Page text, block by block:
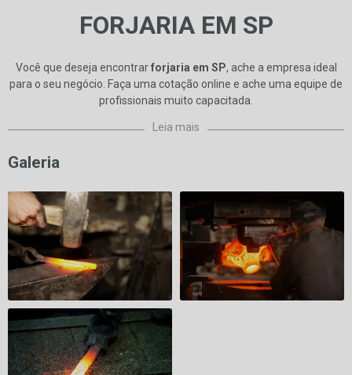
FORJARIA EM SP
Você que deseja encontrarforjaria em SP, ache a empresa ideal
para o seu negócio. Faça uma cotação online e ache uma equipe de
profissionais muito capacitada.
Leia mais
Galeria